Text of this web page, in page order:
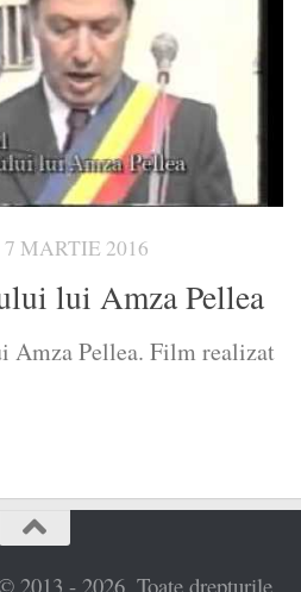
7 MARTIE 2016
lui Amza Pellea
Amza Pellea. Film realizat
2013 - 2026. Toate drepturile